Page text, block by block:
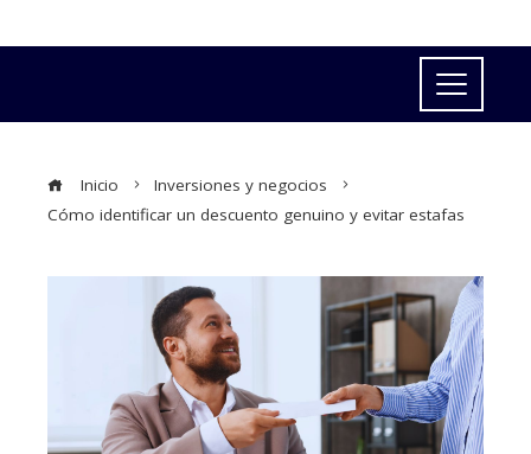
Inicio
Inversiones y negocios
Cómo identificar un descuento genuino y evitar estafas